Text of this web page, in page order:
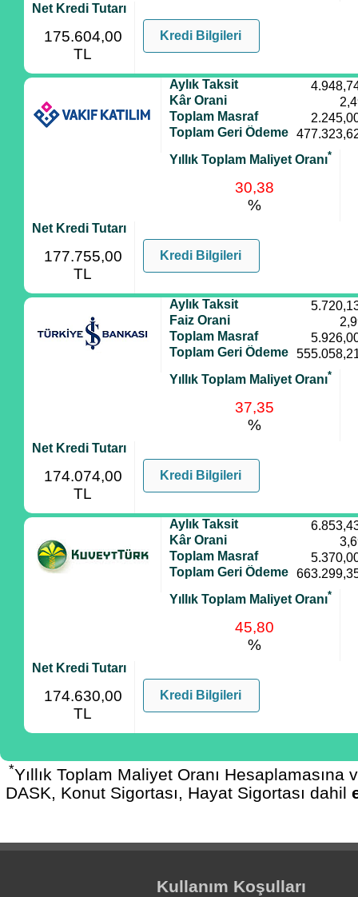
Net Kredi Tutarı
175.604,00
TL
Kredi Bilgileri
Aylık Taksit
Kâr Orani
Toplam Masraf
Toplam Geri Ödeme
Yıllık Toplam Maliyet Oranı*
30,38
%
Net Kredi Tutarı
177.755,00
TL
Kredi Bilgileri
Aylık Taksit
Faiz Orani
Toplam Masraf
Toplam Geri Ödeme
Yıllık Toplam Maliyet Oranı*
37,35
%
Net Kredi Tutarı
174.074,00
TL
Kredi Bilgileri
Aylık Taksit
Kâr Orani
Toplam Masraf
Toplam Geri Ödeme
Yıllık Toplam Maliyet Oranı*
45,80
%
Net Kredi Tutarı
174.630,00
TL
Kredi Bilgileri
*Yıllık Toplam Maliyet Oranı Hesaplamasına
DASK, Konut Sigortası, Hayat Sigortası dahil
Kullanım Koşulları